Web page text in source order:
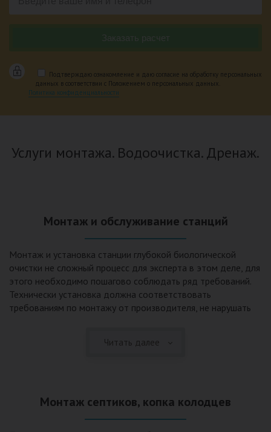
Подтверждаю ознакомление и даю согласие на обработку персональных
данных в соответствии с Положением о персональных данных.
Политика конфиденциальности
Услуги монтажа. Водоочистка. Дренаж.
Монтаж и обслуживание станций
Монтаж и установка станции глубокой биологической
очистки не сложный процесс для эксперта в этом деле, для
этого необходимо пошагово соблюдать ряд требований.
Технически установка должна соответствовать
требованиям по монтажу от производителя, не нарушать
представления о требованиях ПУЭ, ведь не качественный
вод – самый эффективный способ из всех существующих
Читать далее
Монтаж септиков, копка колодцев